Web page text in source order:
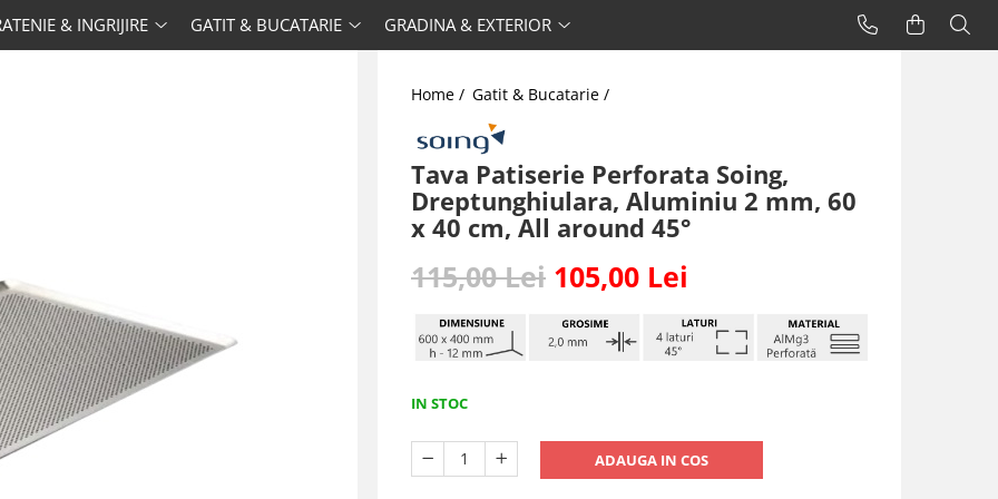
& INGRIJIRE GATIT & BUCATARIE GRADINA & EXTERIOR
Home / Gatit & Bucatarie /
Tava Patiserie Perforata Soing,
Dreptunghiulara, Aluminiu 2 mm, 60
x 40 cm, All around 45°
115,00 Lei 105,00 Lei
IN STOC
ADAUGA IN COS